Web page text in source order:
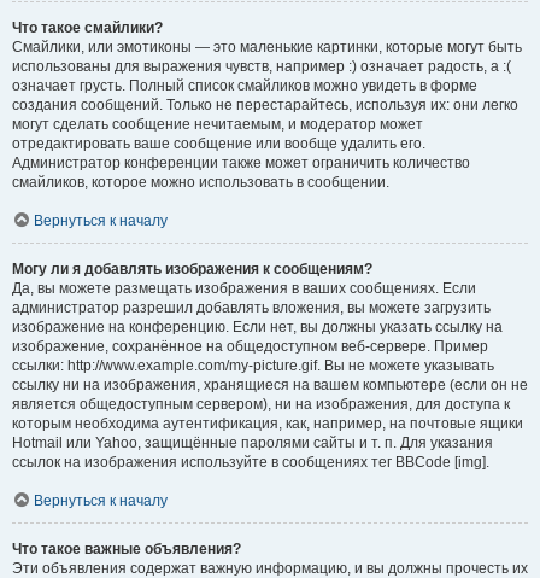
Что такое смайлики?
Смайлики, или эмотиконы — это маленькие картинки, которые могут быть
использованы для выражения чувств, например :) означает радость, а :(
означает грусть. Полный список смайликов можно увидеть в форме
создания сообщений. Только не перестарайтесь, используя их: они легко
могут сделать сообщение нечитаемым, и модератор может
отредактировать ваше сообщение или вообще удалить его.
Администратор конференции также может ограничить количество
смайликов, которое можно использовать в сообщении.
Вернуться к началу
Могу ли я добавлять изображения к сообщениям?
Да, вы можете размещать изображения в ваших сообщениях. Если
администратор разрешил добавлять вложения, вы можете загрузить
изображение на конференцию. Если нет, вы должны указать ссылку на
изображение, сохранённое на общедоступном веб-сервере. Пример
ссылки: http://www.example.com/my-picture.gif. Вы не можете указывать
ссылку ни на изображения, хранящиеся на вашем компьютере (если он не
является общедоступным сервером), ни на изображения, для доступа к
которым необходима аутентификация, как, например, на почтовые ящики
Hotmail или Yahoo, защищённые паролями сайты и т. п. Для указания
ссылок на изображения используйте в сообщениях тег BBCode [img].
Вернуться к началу
Что такое важные объявления?
Эти объявления содержат важную информацию, и вы должны прочесть их